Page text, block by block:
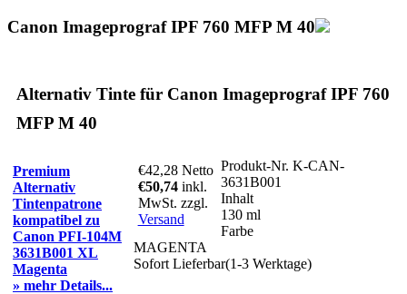
Canon Imageprograf IPF 760 MFP M 40
Alternativ Tinte für Canon Imageprograf IPF 760
MFP M 40
Premium
Alternativ
Tintenpatrone
kompatibel zu
Canon PFI-104M
3631B001 XL
Magenta
» mehr Details...
€42,28 Netto
€50,74 inkl.
MwSt. zzgl.
Versand
Produkt-Nr. K-CAN-
3631B001
Inhalt
130 ml
Farbe
MAGENTA
Sofort Lieferbar(1-3 Werktage)